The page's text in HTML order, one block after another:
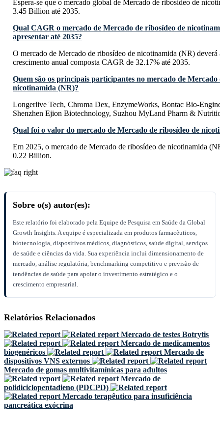
Espera-se que o mercado global de Mercado de ribosídeo de
3.45 Billion até 2035.
Qual CAGR o mercado de Mercado de ribosídeo de
apresentar até 2035?
O mercado de Mercado de ribosídeo de nicotinamida (NR) deverá
crescimento anual composta CAGR de 32.17% até 2035.
Quem são os principais participantes no mercado de Mercado
nicotinamida (NR)?
Longerlive Tech, Chroma Dex, EnzymeWorks, Bontac Bio-
Shenzhen Ejion Biotechnology, Suzhou MyLand Pharm &
Qual foi o valor do mercado de Mercado de ribosídeo de
Em 2025, o mercado de Mercado de ribosídeo de nicotinamida
0.22 Billion.
Sobre o(s) autor(es):
Este relatório foi elaborado pela Equipe de Pesquisa em Saúde da Global
Growth Insights. A equipe é especializada em produtos farmacêuticos,
biotecnologia, dispositivos médicos, diagnósticos, saúde digital, serviços
de saúde e ciências da vida. Sua experiência inclui dimensionamento de
mercado, análise regulatória, benchmarking competitivo e previsão de
tendências de saúde para apoiar o investimento estratégico e o
crescimento empresarial.
Relatórios Relacionados
Mercado de testes Botrytis
Mercado de medicamentos
biogenéricos
Mercado de
dispositivos VNS externos
Mercado de gomas multivitamínicas para adultos
Mercado de
polidiciclopentadieno (PDCPD)
Mercado terapêutico para insuficiência
pancreática exócrina